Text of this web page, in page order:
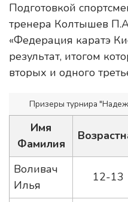
Подготовкой
тренера Колтышев
«Федерация каратэ
результат, итогом
вторых и одного
Имя
Фамилия
Воливач
Илья
12-13
Призеры турнира